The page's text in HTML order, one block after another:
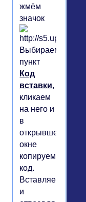
жмём
значок
Выбираем
пункт
Код
вставки,
кликаем
на него и
в
открывшемся
окне
копируем
код.
Вставляем
и